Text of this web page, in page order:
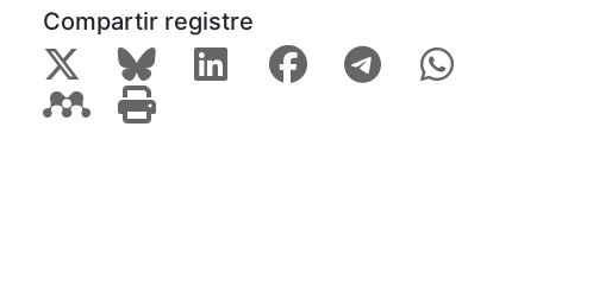
Compartir registre